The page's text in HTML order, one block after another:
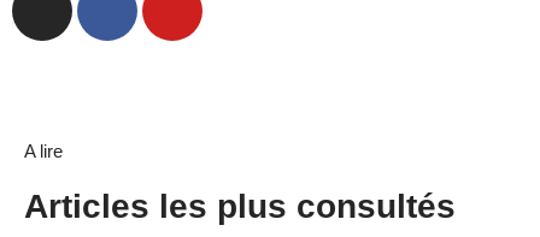
A lire
Articles les plus consultés